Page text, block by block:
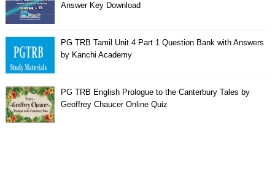
Answer Key Download
PG TRB Tamil Unit 4 Part 1 Question Bank with Answers
by Kanchi Academy
PG TRB English Prologue to the Canterbury Tales by
Geoffrey Chaucer Online Quiz